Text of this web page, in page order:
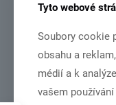
MČR dorost+junioři –
Tyto webové
Soubory cookie
obsahu a
médií a k
vašem